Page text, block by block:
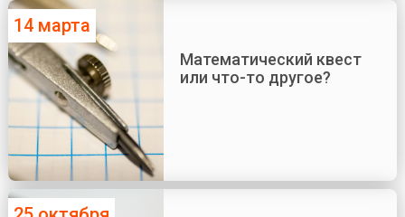
14 марта
Математический квест
или что-то другое?